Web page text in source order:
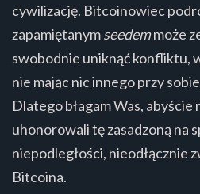
cywilizację. Bitcoinowiec
zapamiętanymseedemmoże
swobodnie uniknąć konfliktu,
nie mając nic innego przy
Dlatego błagam Was,
uhonorowali tę zasadzoną na
niepodległości, nieodłącznie
Bitcoina.